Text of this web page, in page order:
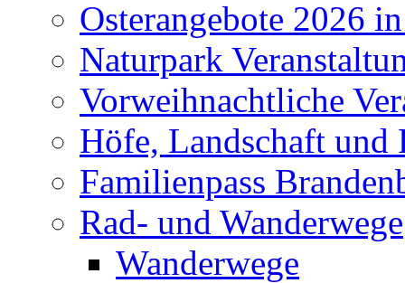
Osterangebote 2026
Naturpark
Vorweihnachtliche
Höfe, Landschaft und
Familienpass
Rad- und Wanderwege
Wanderwege